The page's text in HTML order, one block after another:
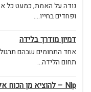
נודה על האמת, כמעט כל
ופחדים בחייו....
דמיון מודרך בלידה
אחד התחומים שבהם
תחום הלידה...
Nlp – להוציא מן הכוח אל הפועל